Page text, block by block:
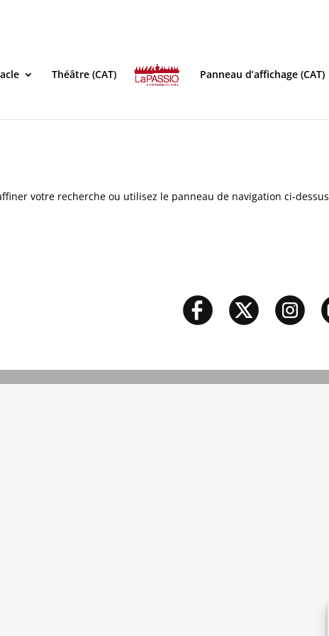
Théâtre (CAT) Panneau d’affichage (CAT)
votre recherche ou utilisez le panneau de navigation ci-dessus